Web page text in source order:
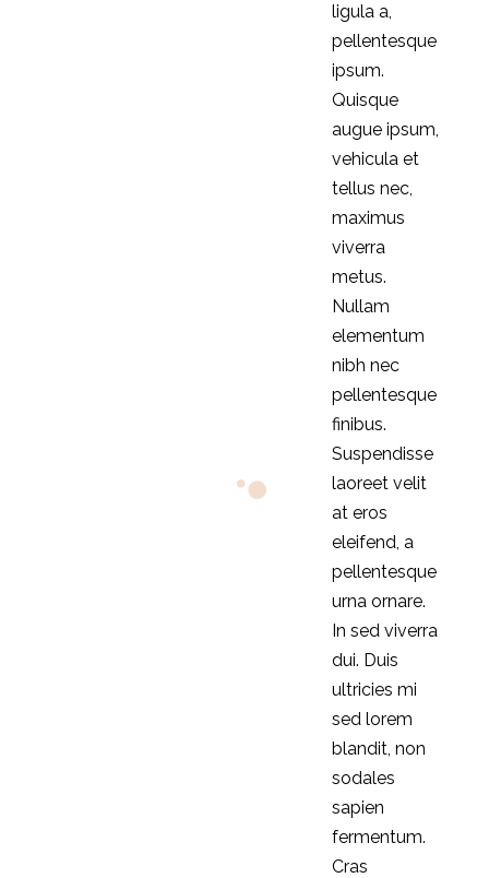
ligula a,
pellentesque
ipsum.
Quisque
augue ipsum,
vehicula et
tellus nec,
maximus
viverra
metus.
Nullam
elementum
nibh nec
pellentesque
finibus.
Suspendisse
laoreet velit
at eros
eleifend, a
pellentesque
urna ornare.
In sed viverra
dui. Duis
ultricies mi
sed lorem
blandit, non
sodales
sapien
fermentum.
Cras